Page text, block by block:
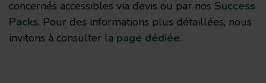
matière de cookies à tout moment en cliquant sur «
Gérer mes cookies » situé en bas de chaque page. Pour
en savoir plus, consultez notre Politique relative aux
concernés accessibles via devis ou par nos Success
Packs. Pour des informations plus détaillées, nous
invitons à consulter la page dédiée.